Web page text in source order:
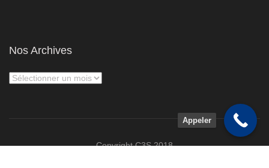
Nos Archives
Copyright C3S 2018
Appeler